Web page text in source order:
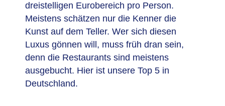
dreistelligen Eurobereich pro Person.
Meistens schätzen nur die Kenner die
Kunst auf dem Teller. Wer sich diesen
Luxus gönnen will, muss früh dran sein,
denn die Restaurants sind meistens
ausgebucht. Hier ist unsere Top 5 in
Deutschland.